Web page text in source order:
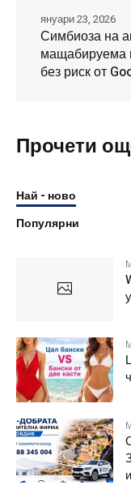
Симбиоза на
мащабируема
без риск от
януари 23, 2026
Прочети
Най - ново
Популярни